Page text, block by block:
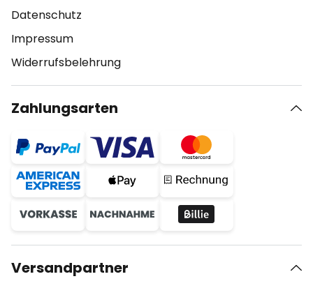
Datenschutz
Impressum
Widerrufsbelehrung
Zahlungsarten
Versandpartner